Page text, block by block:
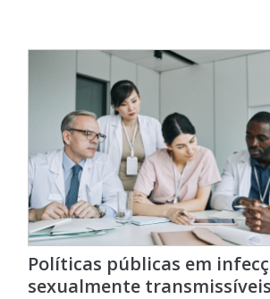
Políticas públicas em
sexualmente transmissíveis